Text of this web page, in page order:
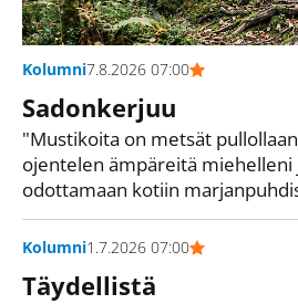
Kolumni7.8.2026 07:00
Sadonkerjuu
"Mustikoita on metsät
ojentelen ämpäreitä miehelleni
odottamaan kotiin
Kolumni1.7.2026 07:00
Täydellistä